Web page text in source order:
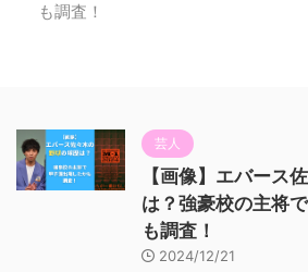
も調査！
芸人
【画像】エバース
は？強豪校の主将
も調査！
2024/12/21